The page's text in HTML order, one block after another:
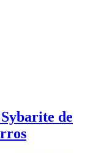
de